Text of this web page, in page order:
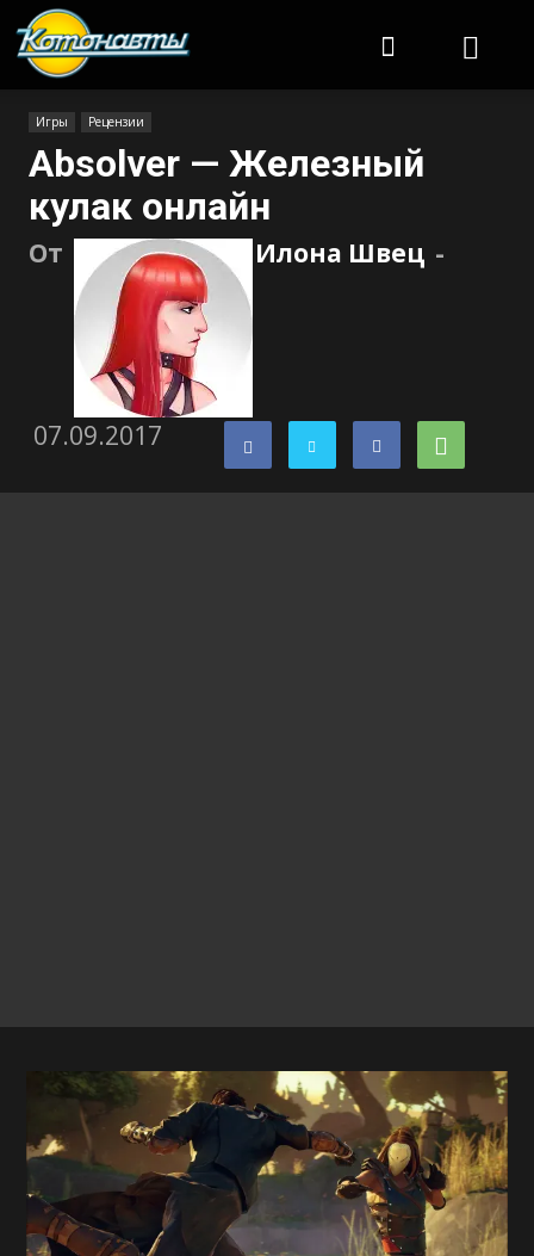
Игры Рецензии
Absolver — Железный
кулак онлайн
От Илона Швец -
07.09.2017